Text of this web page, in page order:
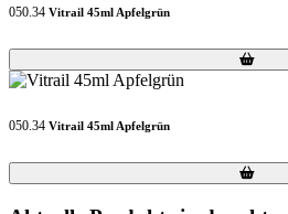
050.34 Vitrail 45ml Apfelgrün
Loading...
Loading...
050.34 Vitrail 45ml Apfelgrün
Loading...
Loading...